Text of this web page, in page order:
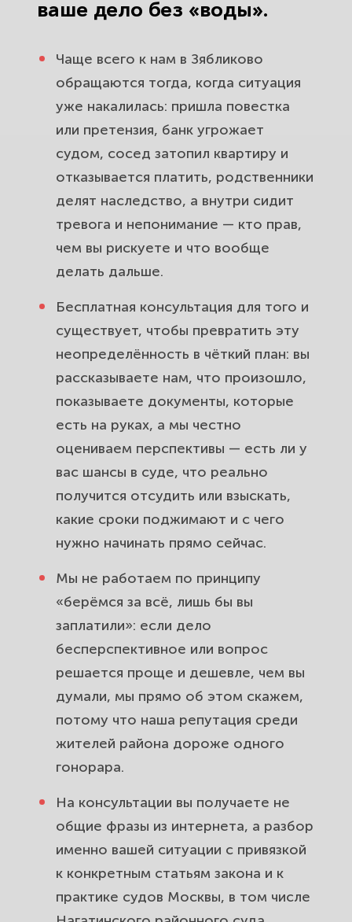
ваше дело без «воды».
Чаще всего к нам в Зябликово
обращаются тогда, когда ситуация
уже накалилась: пришла повестка
или претензия, банк угрожает
судом, сосед затопил квартиру и
отказывается платить, родственники
делят наследство, а внутри сидит
тревога и непонимание — кто прав,
чем вы рискуете и что вообще
делать дальше.
Бесплатная консультация для того и
существует, чтобы превратить эту
неопределённость в чёткий план: вы
рассказываете нам, что произошло,
показываете документы, которые
есть на руках, а мы честно
оцениваем перспективы — есть ли у
вас шансы в суде, что реально
получится отсудить или взыскать,
какие сроки поджимают и с чего
нужно начинать прямо сейчас.
Мы не работаем по принципу
«берёмся за всё, лишь бы вы
заплатили»: если дело
бесперспективное или вопрос
решается проще и дешевле, чем вы
думали, мы прямо об этом скажем,
потому что наша репутация среди
жителей района дороже одного
гонорара.
На консультации вы получаете не
общие фразы из интернета, а разбор
именно вашей ситуации с привязкой
к конкретным статьям закона и к
практике судов Москвы, в том числе